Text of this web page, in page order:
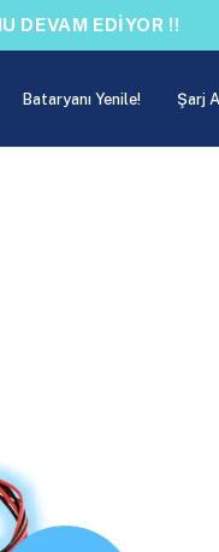
DEVAM EDİYOR !!
Bataryanı Yenile! Şarj